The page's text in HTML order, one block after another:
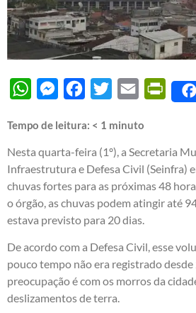
WhatsAppMessengerFacebook
Twitter Email
Tempo de leitura: < 1 minuto
Nesta quarta-feira (1º), a Secretaria
Infraestrutura e Defesa Civil (Seinfra)
chuvas fortes para as próximas 48
o órgão, as chuvas podem atingir até
estava previsto para 20 dias.
De acordo com a Defesa Civil, esse
pouco tempo não era registrado
preocupação é com os morros da
deslizamentos de terra.